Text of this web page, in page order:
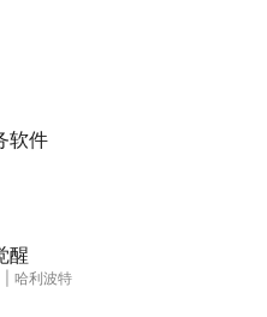
软件
醒
哈利波特